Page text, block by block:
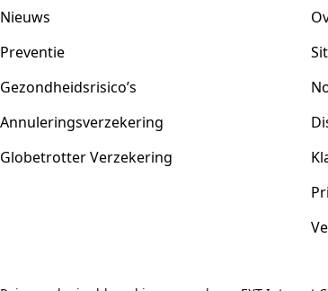
Nieuws
Preventie
Gezondheidsrisico’s
Annuleringsverzekering
Globetrotter Verzekering